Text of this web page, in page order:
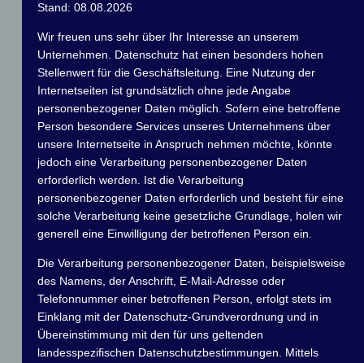
Touristikpokal
Stand: 08.08.2026
Wir freuen uns sehr über Ihr Interesse an unserem
Unternehmen. Datenschutz hat einen besonders hohen
Stellenwert für die Geschäftsleitung. Eine Nutzung der
Internetseiten ist grundsätzlich ohne jede Angabe
personenbezogener Daten möglich. Sofern eine betroffene
Person besondere Services unseres Unternehmens über
unsere Internetseite in Anspruch nehmen möchte, könnte
jedoch eine Verarbeitung personenbezogener Daten
erforderlich werden. Ist die Verarbeitung
personenbezogener Daten erforderlich und besteht für eine
solche Verarbeitung keine gesetzliche Grundlage, holen wir
generell eine Einwilligung der betroffenen Person ein.
Die Verarbeitung personenbezogener Daten, beispielsweise
des Namens, der Anschrift, E-Mail-Adresse oder
Telefonnummer einer betroffenen Person, erfolgt stets im
Einklang mit der Datenschutz-Grundverordnung und in
Übereinstimmung mit den für uns geltenden
landesspezifischen Datenschutzbestimmungen. Mittels